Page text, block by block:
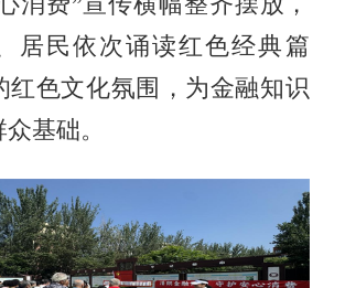
居民依次诵读红色经典篇
红色文化氛围，为金融知识
基础。